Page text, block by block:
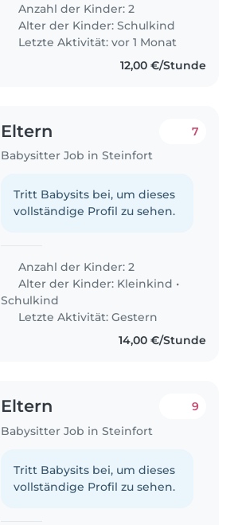
manière occasionnelle -
généralement en soirée. We are
looking for a..
Anzahl der Kinder: 2
Alter der Kinder:Schulkind
Letzte Aktivität: vor 1 Monat
12,00 €/Stunde
Eltern
Babysitter Job in Steinfort
7
Tritt Babysits bei, um dieses
vollständige Profil zu sehen.
Anzahl der Kinder: 2
Alter der Kinder: Kleinkind •
Schulkind
Letzte Aktivität: Gestern
14,00 €/Stunde
Eltern
Babysitter Job in Steinfort
9
Tritt Babysits bei, um dieses
vollständige Profil zu sehen.